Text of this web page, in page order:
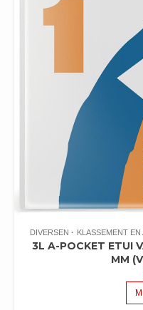
DIVERSEN KLASSEMENT
3L A-POCKET ETUI
MM